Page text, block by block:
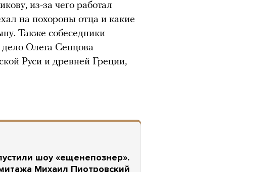
из-за чего работал
на похороны отца и какие
Также собеседники
дело Олега Сенцова
Руси и древней Греции,
шоу «ещенепознер».
Михаил Пиотровский